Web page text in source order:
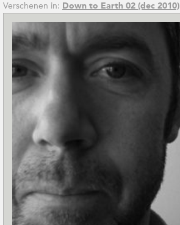
Verschenen in: Down to Earth 02 (dec 2010)